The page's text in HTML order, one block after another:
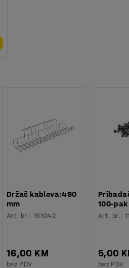
Držač kablova:490
mm
Art. br.: 151042
16,00 KM
bez PDV
100-pak
Art. br.:
5,00
bez PDV